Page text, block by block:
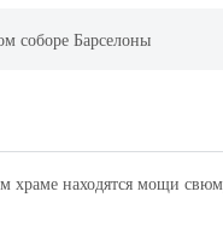
соборе Барселоны
храме находятся мощи